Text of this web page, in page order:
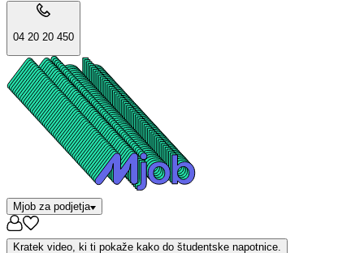
04 20 20 450
Mjob za podjetja
Kratek video, ki ti pokaže kako do študentske napotnice.